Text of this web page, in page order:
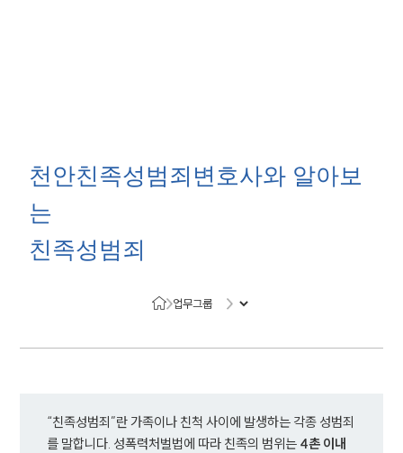
천안이혼전문변호사
천안부동산변호사
천안변호사 업무분야
1800-7905
천안친족성범죄 변호사와 알아보
는
친족성범죄
업무그룹
“친족성범죄”란 가족이나 친척 사이에 발생하는 각종 성범죄
를 말합니다. 성폭력처벌법에 따라 친족의 범위는 4촌 이내